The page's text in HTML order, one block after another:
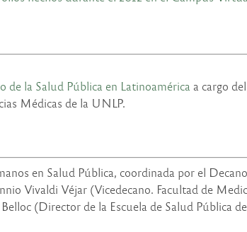
de la Salud Pública en Latinoamérica a cargo
Médicas de la UNLP.
en Salud Pública, coordinada por el
Vivaldi Véjar (Vicedecano. Facultad de
(Director de la Escuela de Salud Pública